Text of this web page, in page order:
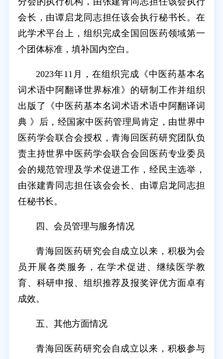
会长，由谭启龙同志担任该会执行秘书长。在
此学术平台上，组织完成全国回医药领域第一
个团体标准，填补国内空白。
2023年11月，在组织完成《中医药基本名
词术语中阿翻译世界标准》的研制工作并组织
出版了《中医药基本名词术语术语中阿翻译词
典 》后，经国家中医药管理局肯定，由世界中
医药学会联合会授权，青海回医药研究团队负
责主持世界中医药学会联合会回医药专业委员
会的规范管理及学术促进工作，经民主选举，
由张建青同志担任该会会长、由谭启龙同志担
任秘书长。
四、会员管理与服务情况
青海回医药研究会自成立以来，积极为会
员开展各类服务，在学术促进、继续医学教
育、科研申报、组织推荐及报奖评优方面卓有
成效。
五、其他方面情况
青海回医药研究会自成立以来，积极参与